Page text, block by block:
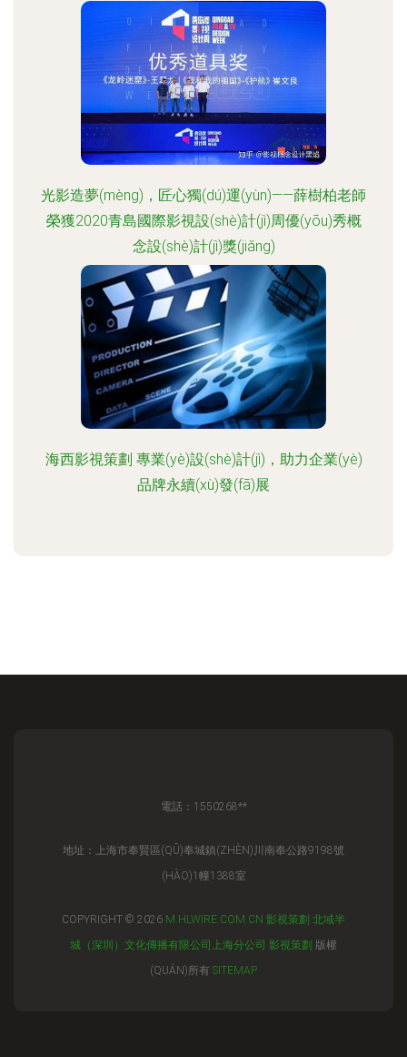
光影造夢(mèng)，匠心獨(dú)運(yùn)——薛樹柏老師
榮獲2020青島國際影視設(shè)計(jì)周優(yōu)秀概
念設(shè)計(jì)獎(jiǎng)
海西影視策劃 專業(yè)設(shè)計(jì)，助力企業(yè)
品牌永續(xù)發(fā)展
電話：1550268**
地址：上海市奉賢區(QŪ)奉城鎮(ZHÈN)川南奉公路9198號
(HÀO)1幢1388室
COPYRIGHT © 2026 M.HLWIRE.COM.CN 影視策劃 北域半
城（深圳）文化傳播有限公司上海分公司 影視策劃 版權
(QUÁN)所有 SITEMAP